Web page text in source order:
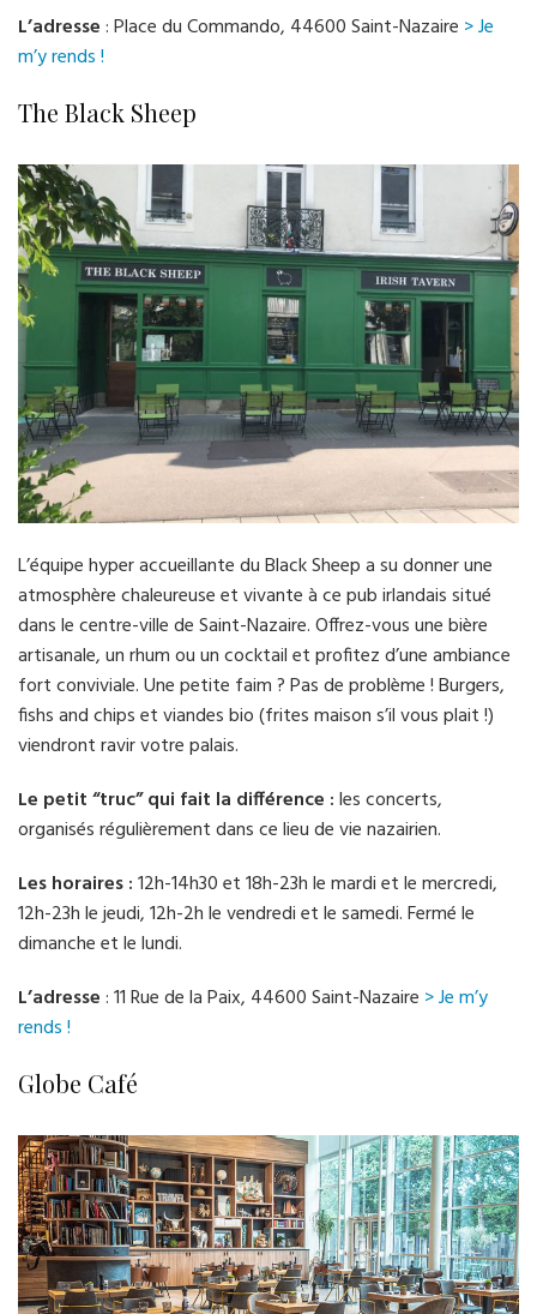
L’adresse: Place du Commando, 44600 Saint-Nazaire > Je
m’y rends !
The Black Sheep
L’équipe hyper accueillante du Black Sheep a su donner une
atmosphère chaleureuse et vivante à ce pub irlandais situé
dans le centre-ville de Saint-Nazaire. Offrez-vous une bière
artisanale, un rhum ou un cocktail et profitez d’une ambiance
fort conviviale. Une petite faim ? Pas de problème ! Burgers,
fishs and chips et viandes bio (frites maison s’il vous plait !)
viendront ravir votre palais.
Le petit “truc” qui fait la différence :les concerts,
organisés régulièrement dans ce lieu de vie nazairien.
Les horaires :12h-14h30 et 18h-23h le mardi et le mercredi,
12h-23h le jeudi, 12h-2h le vendredi et le samedi. Fermé le
dimanche et le lundi.
L’adresse: 11 Rue de la Paix, 44600 Saint-Nazaire > Je m’y
rends !
Globe Café